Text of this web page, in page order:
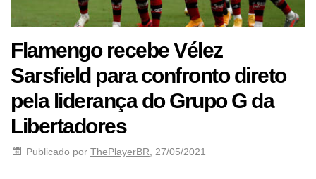
Flamengo recebe Vélez
Sarsfield para confronto direto
pela liderança do Grupo G da
Libertadores
Publicado por ThePlayerBR , 27/05/2021